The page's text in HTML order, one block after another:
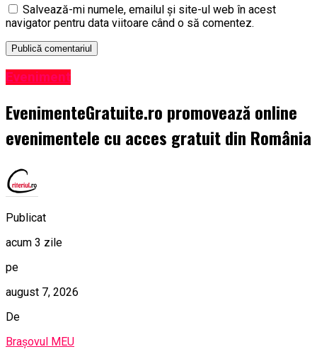
Salvează-mi numele, emailul și site-ul web în acest
navigator pentru data viitoare când o să comentez.
Eveniment
EvenimenteGratuite.ro promovează online
evenimentele cu acces gratuit din România
Publicat
acum 3 zile
pe
august 7, 2026
De
Brașovul MEU